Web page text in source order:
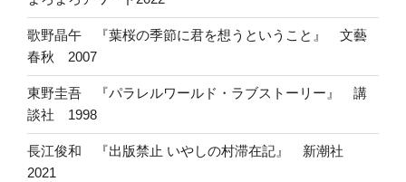
歌野晶午 『葉桜の季節に君を想うということ』 文藝
春秋 2007
東野圭吾 『パラレルワールド・ラブストーリー』 講
談社 1998
長江俊和 『出版禁止 いやしの村滞在記』 新潮社
2021